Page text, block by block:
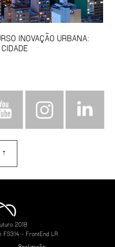
INOVAÇÃO URBANA:
⇡
2018
FS314 - FrontEnd LR